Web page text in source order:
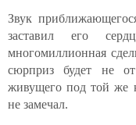
Звук
заставил его
многомиллионная
сюрприз будет не
живущего под той же
не замечал.